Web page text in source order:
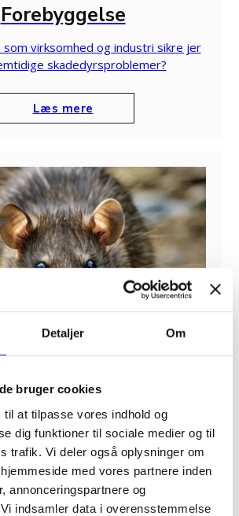
Detaljer Om
bruger cookies
at tilpasse vores indhold og
dig funktioner til sociale medier og til
trafik. Vi deler også oplysninger om
med vores partnere inden
annonceringspartnere og
indsamler data i overensstemmelse
Forebyggelse
som virksomhed og industri sikre jer
skadedyrsproblemer?
Læs mere
Rådgivning
professionel rådgivning og praktisk